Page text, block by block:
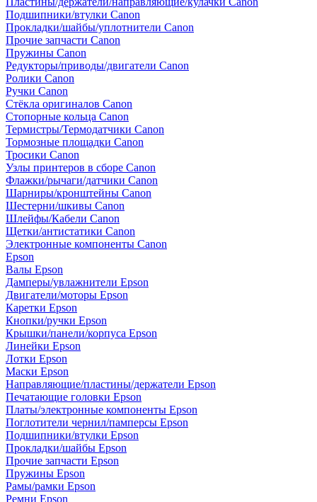
Подшипники/втулки Canon
Прокладки/шайбы/уплотнители Canon
Прочие запчасти Canon
Пружины Canon
Редукторы/приводы/двигатели Canon
Ролики Canon
Ручки Canon
Стёкла оригиналов Canon
Стопорные кольца Canon
Термистры/Термодатчики Canon
Тормозные площадки Canon
Тросики Canon
Узлы принтеров в сборе Canon
Флажки/рычаги/датчики Canon
Шарниры/кронштейны Canon
Шестерни/шкивы Canon
Шлейфы/Кабели Canon
Щетки/антистатики Canon
Электронные компоненты Canon
Epson
Валы Epson
Дамперы/увлажнители Epson
Двигатели/моторы Epson
Каретки Epson
Кнопки/ручки Epson
Крышки/панели/корпуса Epson
Линейки Epson
Лотки Epson
Маски Epson
Направляющие/пластины/держатели Epson
Печатающие головки Epson
Платы/электронные компоненты Epson
Поглотители чернил/памперсы Epson
Подшипники/втулки Epson
Прокладки/шайбы Epson
Прочие запчасти Epson
Пружины Epson
Рамы/рамки Epson
Ремни Epson